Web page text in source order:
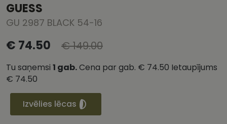
GUESS
GU 2987 BLACK 54-16
€ 74.50 € 149.00
Tu saņemsi 1 gab.Cena par gab. € 74.50 Ietaupījums
€ 74.50
Izvēlies lēcas